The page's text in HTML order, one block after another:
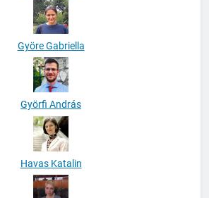
Györe Gabriella
Györfi András
Havas Katalin